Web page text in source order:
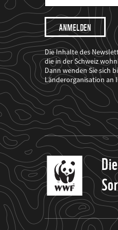
Mail
Adresse
Ich
möchte,
dass
der
WWF
mich
über
seine
Projekte
informiert.
Die Inhalte des
die in der Schweiz
Dann wenden Sie sich
Länderorganisation an